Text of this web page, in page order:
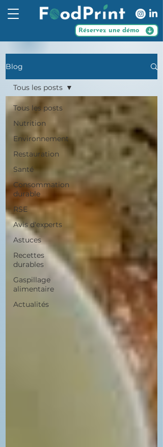
Réservez une démo
Blog
Tous les posts
Nutrition
Environnement
Restauration
Santé
Consommation
durable
RSE
Avis d'experts
Astuces
Recettes
durables
Gaspillage
alimentaire
Actualités
Tous les posts